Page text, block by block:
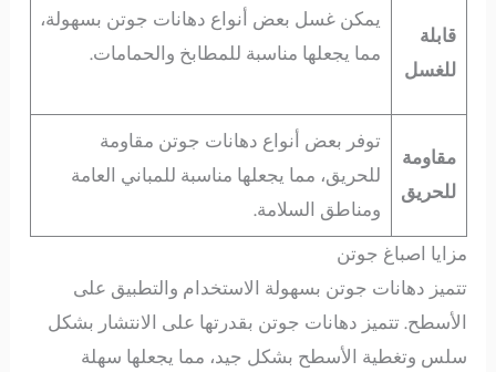
قابلة
للغسل
يمكن غسل بعض أنواع دهانات جوتن بسهولة،
مما يجعلها مناسبة للمطابخ والحمامات.
مقاومة
للحريق
توفر بعض أنواع دهانات جوتن مقاومة
للحريق، مما يجعلها مناسبة للمباني العامة
ومناطق السلامة.
مزايا اصباغ جوتن
تتميز دهانات جوتن بسهولة الاستخدام والتطبيق على
الأسطح. تتميز دهانات جوتن بقدرتها على الانتشار بشكل
سلس وتغطية الأسطح بشكل جيد، مما يجعلها سهلة